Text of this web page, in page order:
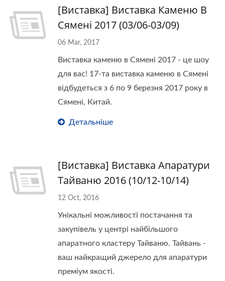
[Виставка] Виставка Каменю В
Сямені 2017 (03/06-03/09)
06 Mar, 2017
Виставка каменю в Сямені 2017 - це шоу
для вас! 17-та виставка каменю в Сямені
відбудеться з 6 по 9 березня 2017 року в
Сямені, Китай.
Детальніше
[Виставка] Виставка Апаратури
Тайваню 2016 (10/12-10/14)
12 Oct, 2016
Унікальні можливості постачання та
закупівель у центрі найбільшого
апаратного кластеру Тайваню. Тайвань -
ваш найкращий джерело для апаратури
преміум якості.